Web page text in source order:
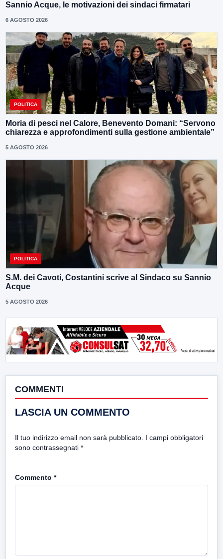
Sannio Acque, le motivazioni dei sindaci firmatari
6 AGOSTO 2026
POLITICA
Moria di pesci nel Calore, Benevento Domani: “Servono
chiarezza e approfondimenti sulla gestione ambientale”
5 AGOSTO 2026
POLITICA
S.M. dei Cavoti, Costantini scrive al Sindaco su Sannio
Acque
5 AGOSTO 2026
COMMENTI
LASCIA UN COMMENTO
Il tuo indirizzo email non sarà pubblicato. I campi obbligatori
sono contrassegnati *
Commento *